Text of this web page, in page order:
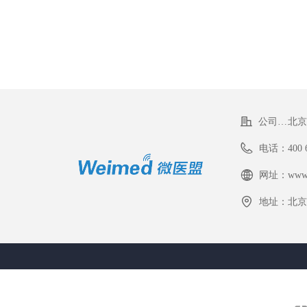
公司名称： 北
电话： 400
网址：
地址： 北